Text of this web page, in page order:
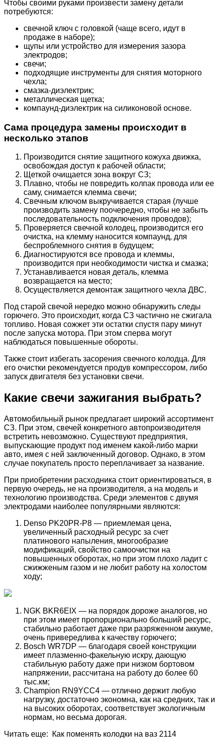
Чтобы своими руками произвести замену детали
потребуются:
свечной ключ с головкой (чаще всего, идут в
продаже в наборе);
щупы или устройство для измерения зазора
электродов;
свечи;
подходящие инструменты для снятия моторного
чехла;
смазка-диэлектрик;
металлическая щетка;
компаунд-диэлектрик на силиконовой основе.
Сама процедура замены происходит в
несколько этапов
Производится снятие защитного кожуха движка,
освобождая доступ к рабочей области;
Щеткой очищается зона вокруг СЗ;
Плавно, чтобы не повредить колпак провода или ее
саму, снимается клемма свечи;
Свечным ключом выкручивается старая (лучше
производить замену поочередно, чтобы не забыть
последовательность подключения проводов);
Проверяется свечной колодец, производится его
очистка, на клемму наносится компаунд, для
беспроблемного снятия в будущем;
Диагностируются все провода и клеммы,
производится при необходимости чистка и смазка;
Устанавливается новая деталь, клемма
возвращается на место;
Осуществляется демонтаж защитного чехла ДВС.
Под старой свечой нередко можно обнаружить следы
горючего. Это происходит, когда СЗ частично не сжигала
топливо. Новая сожжет эти остатки спустя пару минут
после запуска мотора. При этом сперва могут
наблюдаться повышенные обороты.
Также стоит избегать засорения свечного колодца. Для
его очистки рекомендуется продув компрессором, либо
запуск двигателя без установки свечи.
Какие свечи зажигания выбрать?
Автомобильный рынок предлагает широкий ассортимент
СЗ. При этом, свечей конкретного автопроизводителя
встретить невозможно. Существуют предприятия,
выпускающие продукт под именем какой-либо марки
авто, имея с ней заключенный договор. Однако, в этом
случае покупатель просто переплачивает за название.
При приобретении расходника стоит ориентироваться, в
первую очередь, не на производителя, а на модель и
технологию производства. Среди элементов с двумя
электродами наиболее популярными являются:
Denso PK20PR-P8 — приемлемая цена,
увеличенный расходный ресурс за счет
платинового напыления, многообразие
модификаций, свойство самоочистки на
повышенных оборотах, но при этом плохо ладит с
сжижженым газом и не любит работу на холостом
ходу;
NGK BKR6EIX — на порядок дороже аналогов, но
при этом имеет пропорционально больший ресурс,
стабильно работает даже при разряженном аккуме,
очень привередлива к качеству горючего;
Bosch WR7DP — благодаря своей конструкции
имеет плазменно-факельную искру, дающую
стабильную работу даже при низком бортовом
напряжении, рассчитана на работу до более 60
тыс.км;
Champion RN9YCC4 — отлично держит любую
нагрузку, достаточно экономна, как на средних, так и
на высоких оборотах, соответствует экологичным
нормам, но весьма дорогая.
Читать еще: Как поменять колодки на ваз 2114